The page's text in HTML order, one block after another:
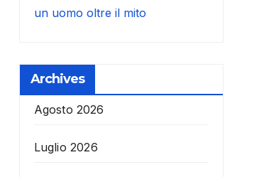
un uomo oltre il mito
Archives
Agosto 2026
Luglio 2026